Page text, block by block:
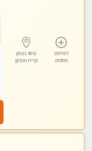
לפרטים
נוספים
עיסוי בצפון
קרית מוצקין